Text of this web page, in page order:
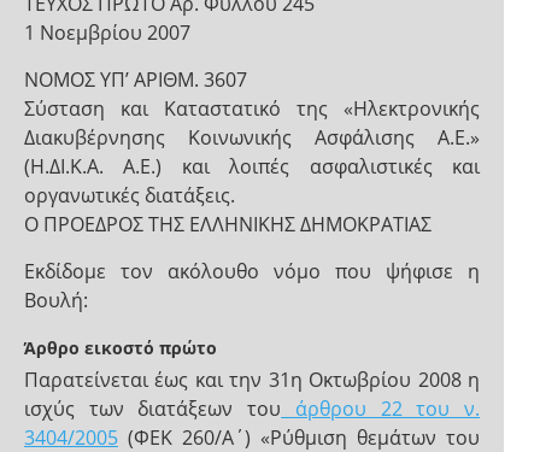
1 Νοεμβρίου 2007
NOMOΣ ΥΠ’ ΑΡΙΘΜ. 3607
Σύσταση και Καταστατικό της «Ηλεκτρονικής
Διακυβέρνησης Κοινωνικής Ασφάλισης Α.Ε.»
(Η.ΔΙ.Κ.Α. Α.Ε.) και λοιπές ασφαλιστικές και
οργανωτικές διατάξεις.
Ο ΠΡΟΕΔΡΟΣ ΤΗΣ ΕΛΛΗΝΙΚΗΣ ΔΗΜΟΚΡΑΤΙΑΣ
Εκδίδομε τον ακόλουθο νόμο που ψήφισε η
Βουλή:
Άρθρο εικοστό πρώτο
Παρατείνεται έως και την 31η Οκτωβρίου 2008 η
ισχύς των διατάξεων του άρθρου 22 του ν.
3404/2005 (ΦΕΚ 260/Α΄) «Ρύθμιση θεμάτων του